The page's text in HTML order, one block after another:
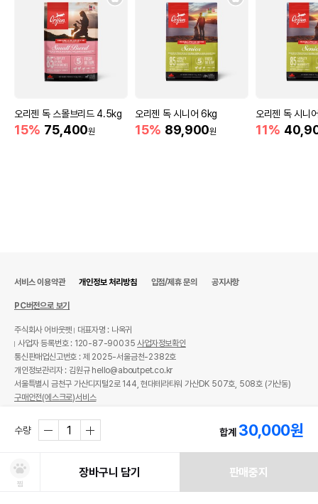
오리젠 독 스몰브리드 4.5kg
15% 75,400원
오리젠 독 시니어 6kg
15% 89,900원
오리젠 독 시니
11%
수량 합계 30,000원
찜
장바구니 담기 판매중지
서비스 이용약관 개인정보 처리방침 입점/제휴 문의 공지사항
PC버전으로 보기
주식회사 어바웃펫
대표자명 : 나옥귀
사업자 등록번호 : 120-87-90035사업자정보확인
통신판매업신고번호 : 제 2025-서울금천-2382호
개인정보관리자 : 김원규 hello@aboutpet.co.kr
서울특별시 금천구 가산디지털2로 144, 현대테라타워 가산DK 507호, 508호 (가산동)
구매안전(에스크로)서비스